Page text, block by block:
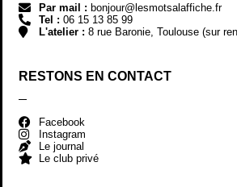
Par mail : bonjour@lesmotsalaffiche.fr
Tel : 06 15 13 85 99
L'atelier : 8 rue Baronie, Toulouse (sur
RESTONS EN CONTACT
Facebook
Instagram
Le journal
Le club privé